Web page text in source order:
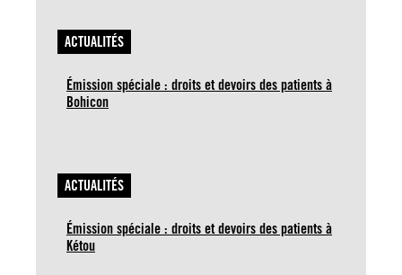
ACTUALITÉS
Émission spéciale : droits et devoirs des patients à
Bohicon
ACTUALITÉS
Émission spéciale : droits et devoirs des patients à
Kétou